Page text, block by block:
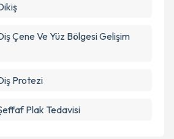
Çene Ve Yüz Bölgesi Gelişim
Protezi
Plak Tedavisi